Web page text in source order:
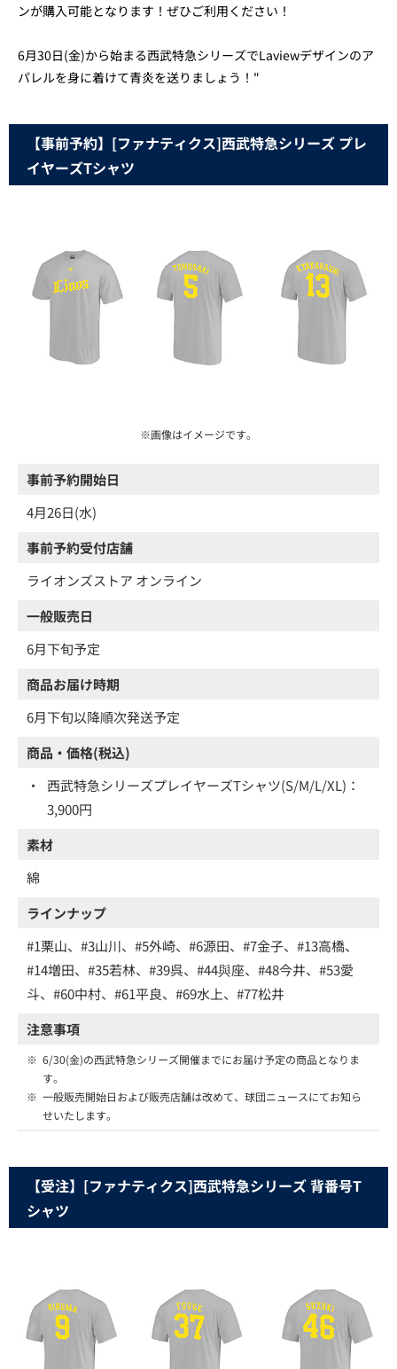
ンが購入可能となります！ぜひご利用ください！
6月30日(金)から始まる西武特急シリーズでLaviewデザインのア
パレルを身に着けて青炎を送りましょう！"
【事前予約】[ファナティクス]西武特急シリーズ プレ
イヤーズTシャツ
※画像はイメージです。
事前予約開始日
4月26日(水)
事前予約受付店舗
ライオンズストア オンライン
一般販売日
6月下旬予定
商品お届け時期
6月下旬以降順次発送予定
商品・価格(税込)
・
西武特急シリーズプレイヤーズTシャツ(S/M/L/XL)：
3,900円
素材
綿
ラインナップ
#1栗山、#3山川、#5外崎、#6源田、#7金子、#13高橋、
#14増田、#35若林、#39呉、#44與座、#48今井、#53愛
斗、#60中村、#61平良、#69水上、#77松井
注意事項
※ 6/30(金)の西武特急シリーズ開催までにお届け予定の商品となりま
す。
※ 一般販売開始日および販売店舗は改めて、球団ニュースにてお知ら
せいたします。
【受注】[ファナティクス]西武特急シリーズ 背番号T
シャツ